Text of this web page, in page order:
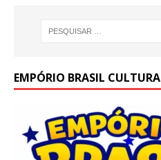
EMPÓRIO BRASIL CULTURA